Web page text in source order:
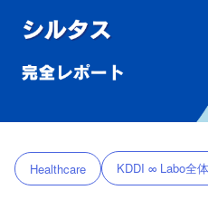
Healthcare KDDI ∞ Labo全